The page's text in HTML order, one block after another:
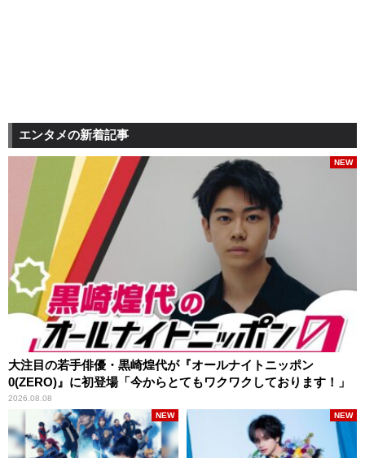
エンタメの新着記事
大注目の若手俳優・黒崎煌代が『オールナイトニッポン
0(ZERO)』に初登場「今からとてもワクワクしております！」
2026.08.08
NEW
NEW NEW